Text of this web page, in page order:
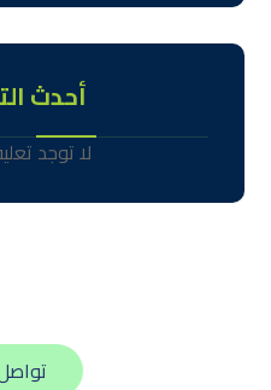
أحدث
لا توجد